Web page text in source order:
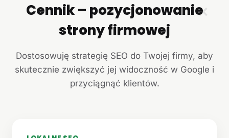
✕
Cennik – pozycjonowanie
strony firmowej
Dostosowuję strategię SEO do Twojej firmy, aby
skutecznie zwiększyć jej widoczność w Google i
przyciągnąć klientów.